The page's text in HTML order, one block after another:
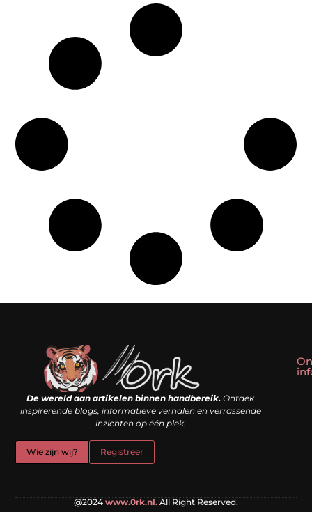
De wereld aan artikelen binnen handbereik. Ontdek
inspirerende blogs, informatieve verhalen en verrassende
inzichten op één plek.
Wie zijn wij? Registreer
@2024 www.0rk.nl. All Right Reserved.